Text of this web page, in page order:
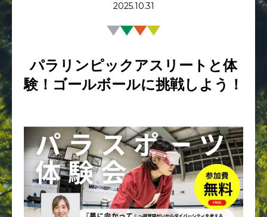
2025.10.31
パラリンピックアスリートと体
験！ゴールボールに挑戦しよう！